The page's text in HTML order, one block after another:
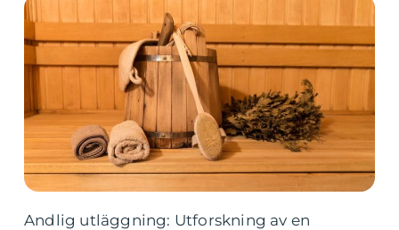
Andlig utläggning: Utforskning av en